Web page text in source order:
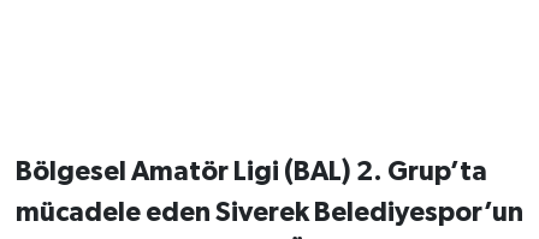
Bölgesel Amatör Ligi (BAL) 2. Grup’ta
mücadele eden Siverek Belediyespor’un